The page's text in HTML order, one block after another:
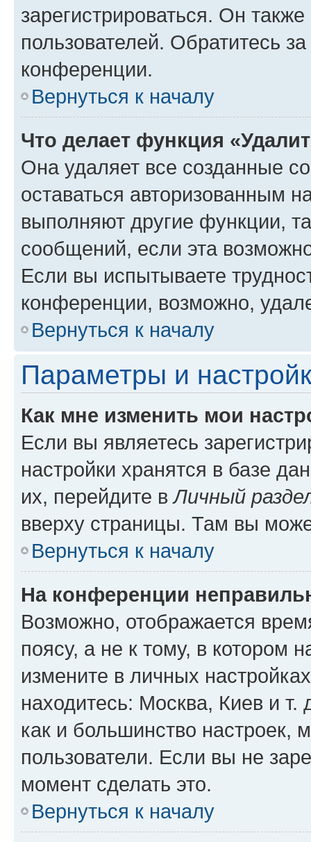
зарегистрироваться. Он
пользователей. Обратитесь
конференции.
Вернуться к началу
Что делает функция
Она удаляет все созданные
оставаться авторизованным
выполняют другие функции,
сообщений, если эта
Если вы испытываете
конференции, возможно,
Вернуться к началу
Параметры и
Как мне изменить мои
Если вы являетесь
настройки хранятся в базе
их, перейдите вЛичный
вверху страницы. Там вы
Вернуться к началу
На конференции
Возможно, отображается
поясу, а не к тому, в котором
измените в личных
находитесь: Москва, Киев и т.
как и большинство настроек,
пользователи. Если вы не
момент сделать это.
Вернуться к началу